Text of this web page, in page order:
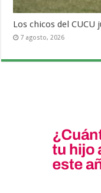
Los chicos del CUCU
7 agosto, 2026